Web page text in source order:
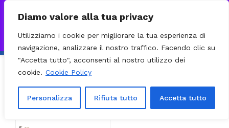
Diamo valore alla tua privacy
Utilizziamo i cookie per migliorare la tua esperienza di
navigazione, analizzare il nostro traffico. Facendo clic su
"Accetta tutto", acconsenti al nostro utilizzo dei
cookie. Cookie Policy
Personalizza Rifiuta tutto Accetta tutto
VISITA IL NOSTRO E-COMMERCE – SPEDIZIONI NAZIONALI E
INVIATE CON CORRIERE DHL EXPRESS - BRT - UPSIgnora
Visualizzazione del risultato
Filter